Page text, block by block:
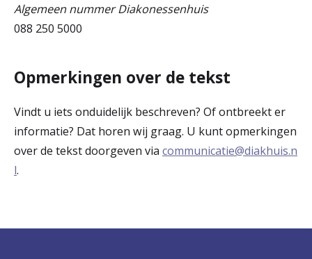
Algemeen nummer Diakonessenhuis
088 250 5000
Opmerkingen over de tekst
Vindt u iets onduidelijk beschreven? Of ontbreekt er
informatie? Dat horen wij graag. U kunt opmerkingen
over de tekst doorgeven via communicatie@diakhuis.n
l.